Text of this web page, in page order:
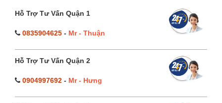
Hỗ Trợ Tư Vấn Quận 1
0835904625 - Mr - Thuận
Hỗ Trợ Tư Vấn Quận 2
0904997692 - Mr - Hưng